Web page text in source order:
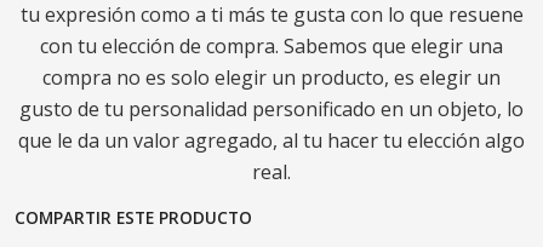
tu expresión como a ti más te gusta con lo que resuene
con tu elección de compra. Sabemos que elegir una
compra no es solo elegir un producto, es elegir un
gusto de tu personalidad personificado en un objeto, lo
que le da un valor agregado, al tu hacer tu elección algo
real.
COMPARTIR ESTE PRODUCTO